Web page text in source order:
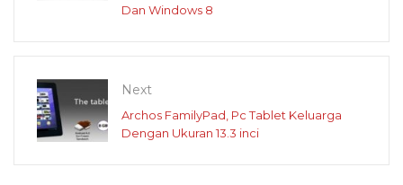
Dan Windows 8
Next
Archos FamilyPad, Pc Tablet Keluarga
Dengan Ukuran 13.3 inci